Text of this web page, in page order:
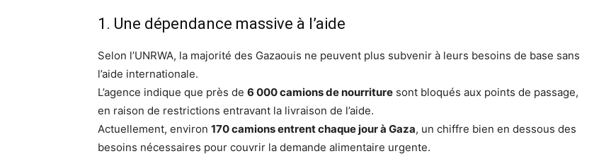
1. Une dépendance massive à l’aide
Selon l’UNRWA, la majorité des Gazaouis ne peuvent plus subvenir à leurs besoins de base sans
l’aide internationale.
L’agence indique que près de 6 000 camions de nourriture sont bloqués aux points de passage,
en raison de restrictions entravant la livraison de l’aide.
Actuellement, environ 170 camions entrent chaque jour à Gaza, un chiffre bien en dessous des
besoins nécessaires pour couvrir la demande alimentaire urgente.